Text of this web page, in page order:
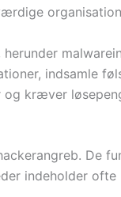
indsamle
og kræver
De
indeholder